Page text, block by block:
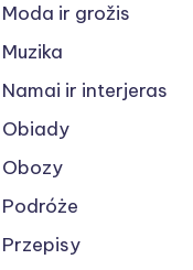
Moda ir grožis
Muzika
Namai ir interjeras
Obiady
Obozy
Podróże
Przepisy